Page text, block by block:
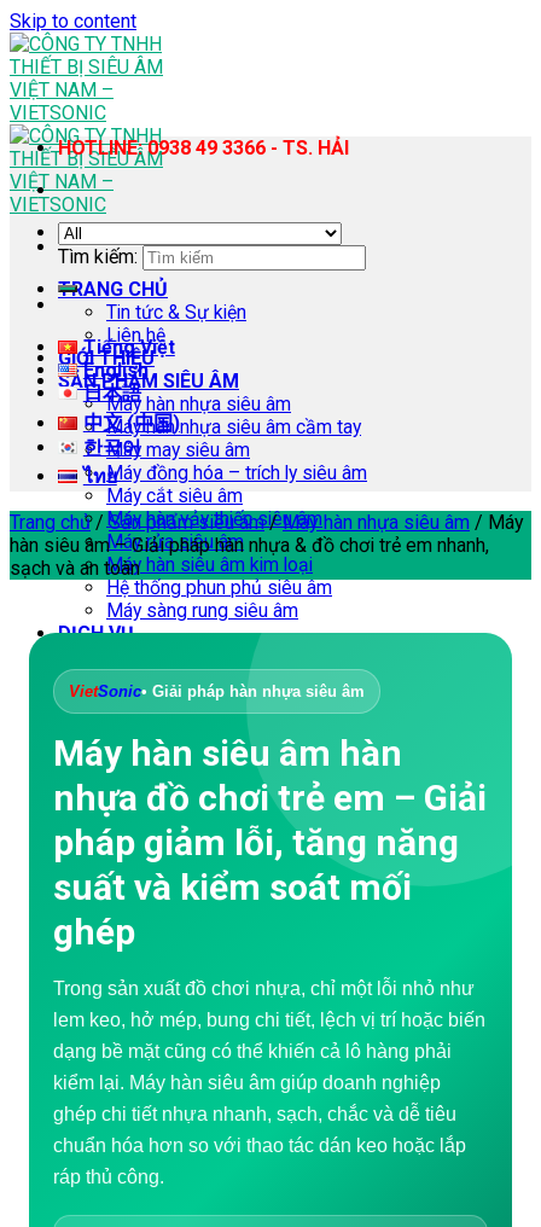
Skip to content
TRANG CHỦ
Tin tức & Sự kiện
Liên hệ
GIỚI THIỆU
SẢN PHẨM SIÊU ÂM
Máy hàn nhựa siêu âm
Máy hàn nhựa siêu âm cầm tay
Máy may siêu âm
Máy đồng hóa – trích ly siêu âm
Máy cắt siêu âm
Máy hàn vảy thiếc siêu âm
Máy rửa siêu âm
Máy hàn siêu âm kim loại
Hệ thống phun phủ siêu âm
Máy sàng rung siêu âm
DỊCH VỤ
Đào tạo doanh nghiệp
Tư vấn – Thiết kế
Gia công cơ khí
Sửa chữa – Bảo trì
Chống thấm
Đánh giá hư hỏng
Thiết kế Website WordPress
Túi vải không dệt
Sản xuất túi vải không dệt
Dây chuyền sản xuất túi vải không dệt
Video Ứng dụng
Máy hàn siêu âm
Máy may siêu âm
Máy cắt siêu âm
Máy hàn siêu âm cầm tay
Máy hàn vảy thiếc siêu âm
Khuấy và trích ly siêu âm
Máy sản xuất túi vải
DOWNLOAD
Tiếng Việt
Tiếng Việt
English
中文 (中国)
한국어
HOTLINE: 0938 49 3366 - TS. HẢI
Tìm kiếm:
Tiếng Việt
English
日本語
中文 (中国)
한국어
ไทย
Trang chủ / Sản phẩm siêu âm / Máy hàn nhựa siêu âm / Máy
hàn siêu âm – Giải pháp hàn nhựa & đồ chơi trẻ em nhanh,
sạch và an toàn
VietSonic• Giải pháp hàn nhựa siêu âm
Máy hàn siêu âm hàn
nhựa đồ chơi trẻ em – Giải
pháp giảm lỗi, tăng năng
suất và kiểm soát mối
ghép
Trong sản xuất đồ chơi nhựa, chỉ một lỗi nhỏ như
lem keo, hở mép, bung chi tiết, lệch vị trí hoặc biến
dạng bề mặt cũng có thể khiến cả lô hàng phải
kiểm lại. Máy hàn siêu âm giúp doanh nghiệp
ghép chi tiết nhựa nhanh, sạch, chắc và dễ tiêu
chuẩn hóa hơn so với thao tác dán keo hoặc lắp
ráp thủ công.